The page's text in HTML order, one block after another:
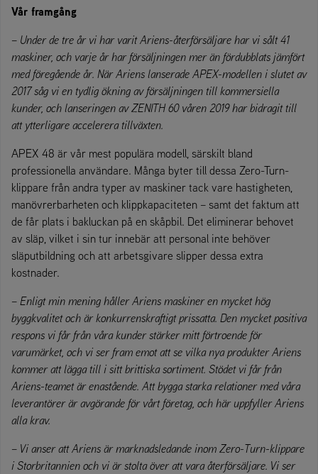
Vår framgång
– Under de tre år vi har varit Ariens-återförsäljare har vi sålt 41
maskiner, och varje år har försäljningen mer än fördubblats jämfört
med föregående år. När Ariens lanserade APEX-modellen i slutet av
2017 såg vi en tydlig ökning av försäljningen till kommersiella
kunder, och lanseringen av ZENITH 60 våren 2019 har bidragit till
att ytterligare accelerera tillväxten.
APEX 48 är vår mest populära modell, särskilt bland
professionella användare. Många byter till dessa Zero-Turn-
klippare från andra typer av maskiner tack vare hastigheten,
manövrerbarheten och klippkapaciteten – samt det faktum att
de får plats i bakluckan på en skåpbil. Det eliminerar behovet
av släp, vilket i sin tur innebär att personal inte behöver
släputbildning och att arbetsgivare slipper dessa extra
kostnader.
– Enligt min mening håller Ariens maskiner en mycket hög
byggkvalitet och är konkurrenskraftigt prissatta. Den mycket positiva
respons vi får från våra kunder stärker mitt förtroende för
varumärket, och vi ser fram emot att se vilka nya produkter Ariens
kommer att lägga till i sitt brittiska sortiment. Stödet vi får från
Ariens-teamet är enastående. Att bygga starka relationer med våra
leverantörer är avgörande för vårt företag, och här uppfyller Ariens
alla krav.
– Vi anser att Ariens är marknadsledande inom Zero-Turn-klippare
i Storbritannien och vi är stolta över att vara återförsäljare. Vi ser